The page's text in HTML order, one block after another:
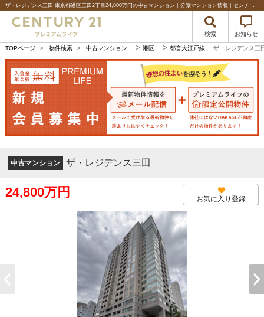
ザ・レジデンス三田 東京都港区三田2丁目24,800万円の中古マンション｜分譲マンション情報｜センチュリー21プレミアムライフ
検索 お知らせ
TOPページ > 物件検索 > 中古マンション > 港区 > 都営大江戸線 ザ・レジデンス三
中古マンション ザ・レジデンス三田
24,800万円 お気に入り登録